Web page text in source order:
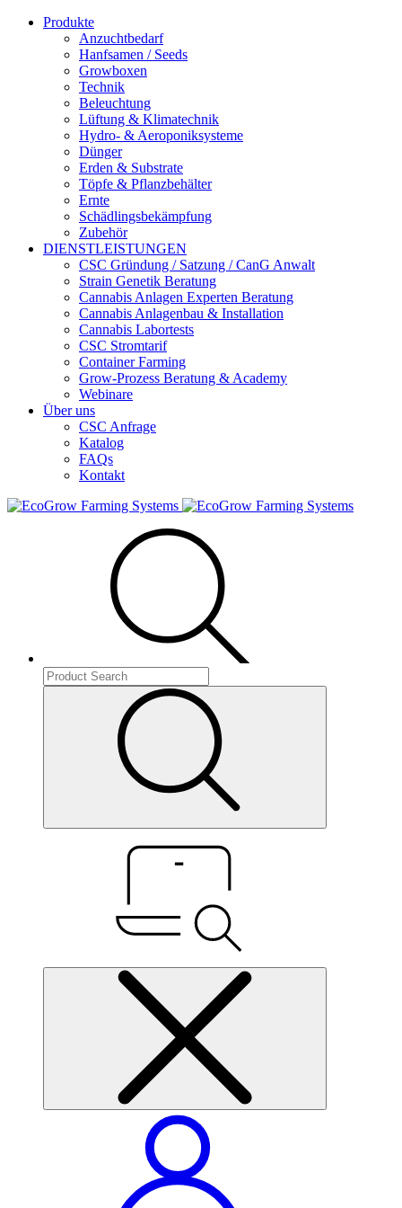
Produkte
Anzuchtbedarf
Hanfsamen / Seeds
Growboxen
Technik
Beleuchtung
Lüftung & Klimatechnik
Hydro- & Aeroponiksysteme
Dünger
Erden & Substrate
Töpfe & Pflanzbehälter
Ernte
Schädlingsbekämpfung
Zubehör
DIENSTLEISTUNGEN
CSC Gründung / Satzung / CanG Anwalt
Strain Genetik Beratung
Cannabis Anlagen Experten Beratung
Cannabis Anlagenbau & Installation
Cannabis Labortests
CSC Stromtarif
Container Farming
Grow-Prozess Beratung & Academy
Webinare
Über uns
CSC Anfrage
Katalog
FAQs
Kontakt